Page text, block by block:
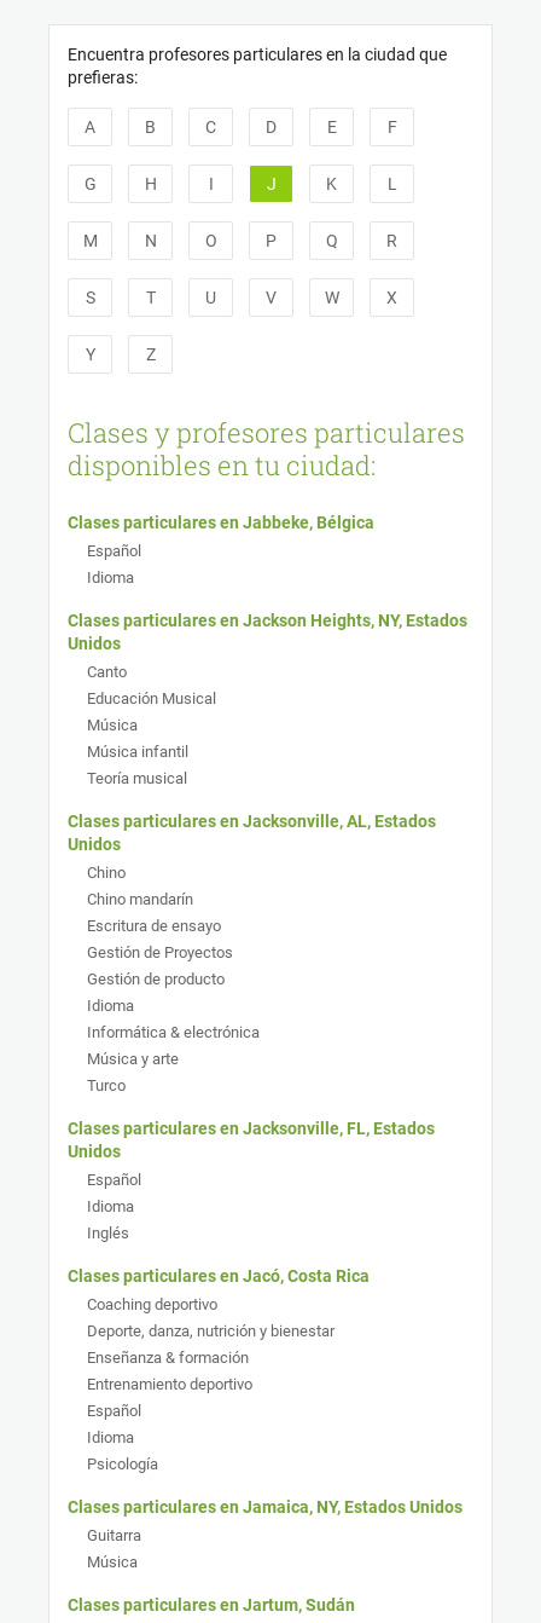
Encuentra profesores particulares en la ciudad que
prefieras:
A B C D E F
G H I J K L
M N O P Q R
S T U V W X
Y Z
Clases y profesores particulares
disponibles en tu ciudad:
Clases particulares en Jabbeke, Bélgica
Español
Idioma
Clases particulares en Jackson Heights, NY, Estados
Unidos
Canto
Educación Musical
Música
Música infantil
Teoría musical
Clases particulares en Jacksonville, AL, Estados
Unidos
Chino
Chino mandarín
Escritura de ensayo
Gestión de Proyectos
Gestión de producto
Idioma
Informática & electrónica
Música y arte
Turco
Clases particulares en Jacksonville, FL, Estados
Unidos
Español
Idioma
Inglés
Clases particulares en Jacó, Costa Rica
Coaching deportivo
Deporte, danza, nutrición y bienestar
Enseñanza & formación
Entrenamiento deportivo
Español
Idioma
Psicología
Clases particulares en Jamaica, NY, Estados Unidos
Guitarra
Música
Clases particulares en Jartum, Sudán